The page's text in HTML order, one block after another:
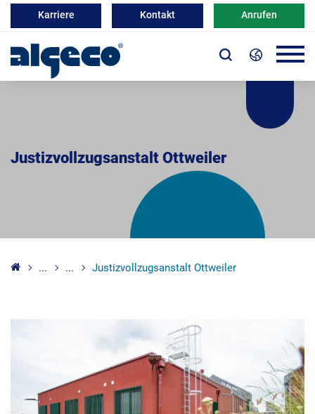
Karriere Kontakt Anrufen
Justizvollzugsanstalt Ottweiler
... ... Justizvollzugsanstalt Ottweiler